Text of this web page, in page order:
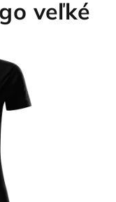
veľké